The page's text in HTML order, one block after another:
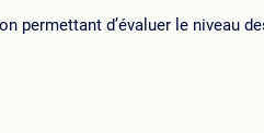
permettant d’évaluer le niveau